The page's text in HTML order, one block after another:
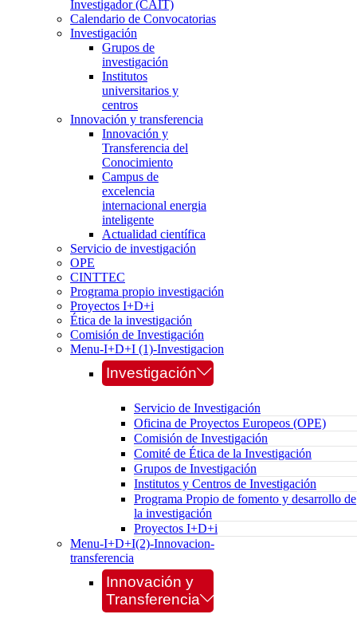
Investigador (CAIT)
Calendario de Convocatorias
Investigación
Grupos de
investigación
Institutos
universitarios y
centros
Innovación y transferencia
Innovación y
Transferencia del
Conocimiento
Campus de
excelencia
internacional energia
inteligente
Actualidad científica
Servicio de investigación
OPE
CINTTEC
Programa propio investigación
Proyectos I+D+i
Ética de la investigación
Comisión de Investigación
Menu-I+D+I (1)-Investigacion
Investigación
Servicio de Investigación
Oficina de Proyectos Europeos (OPE)
Comisión de Investigación
Comité de Ética de la Investigación
Grupos de Investigación
Institutos y Centros de Investigación
Programa Propio de fomento y desarrollo de
la investigación
Proyectos I+D+i
Menu-I+D+I(2)-Innovacion-
transferencia
Innovación y
Transferencia